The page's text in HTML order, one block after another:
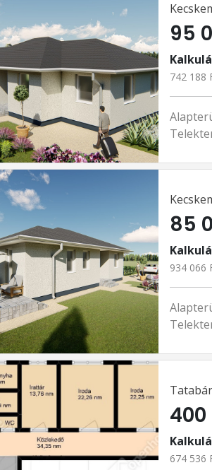
95
742 188
85
934 066
400
674 536